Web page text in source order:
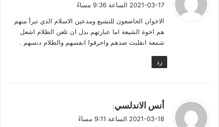
محاولة أو رحلة للغوص نحو القاع. في عشر السنوات اللاحقة وقعت
أحداث محلية وعالمية وحصلت لي تجارب صادمة جعلتني أنظر إلى
كتابي على أنه مسافة انتقالية تمهد للوصول إلى حافة الغوص إلى
هناك. لكنها مسافة مهمة لا يستغنى عنها للذين يستهويهم الغوص
الهادئ إلى الأعماق. إليكم حصيلتها كما كتبت آنذاك. في إطار مقالات
كعامل في الميدان منذ الثمانينيات، مر بمختلف التجارب، وتعامل مع
ل
2021-03-17 الساعة 9:36 مساءً
الاخوان الخاضعون للتشيع ومدعين الاسلام الذي تبرأ منهم
هم اخوة الشيعة اما عبارتهم بدل ان تلعن الظلام اشعل
شمعة انقلبت ضدهم واحرقوا انفسهم والظلام دنسهم .
رد
يأنس الاندلسي:
2021-03-18 الساعة 9:11 مساءً